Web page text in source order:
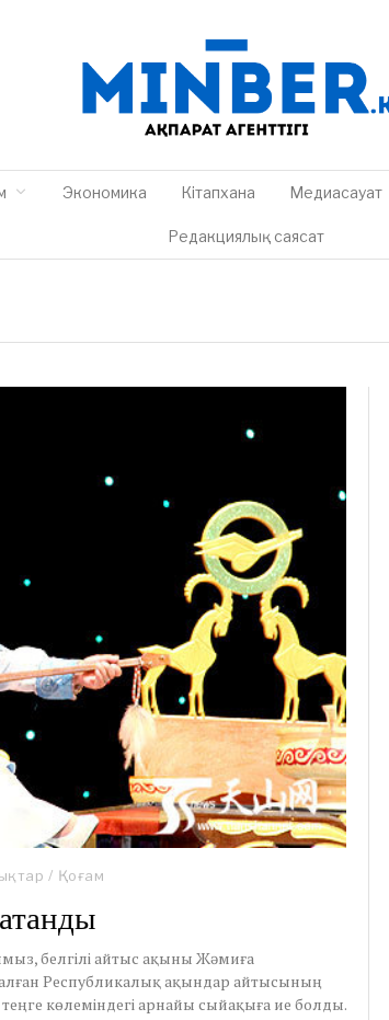
Экономика Кітапхана Медиасауат
Редакциялық саясат
/ Қоғам
белгілі айтыс ақыны Жәмиға
Республикалық ақындар айтысының
көлеміндегі арнайы сыйақыға ие болды.